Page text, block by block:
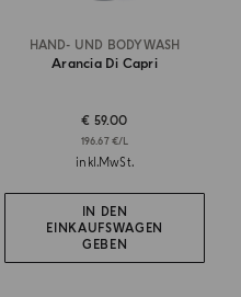
HAND- UND BODYWASH
Arancia Di Capri
€ 59.00
196.67 €/L
inkl.MwSt.
IN DEN
EINKAUFSWAGEN
GEBEN